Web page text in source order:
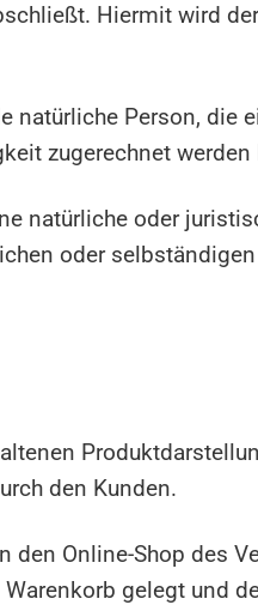
Hiermit wird
natürliche Person,
zugerechnet werden
natürliche oder
oder
den Kunden.
den Online-Shop des
gelegt und